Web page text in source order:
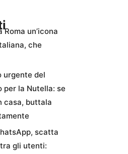
Roma un’icona
che
urgente del
per la Nutella: se
casa, buttala
scatta
tra gli utenti: